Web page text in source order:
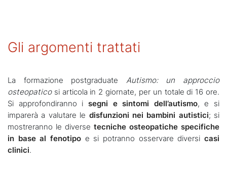
Gli argomenti trattati
La formazione postgraduate Autismo: un approccio
osteopaticosi articola in 2 giornate, per un totale di 16 ore.
Si approfondiranno i segni e sintomi dell’autismo, e si
imparerà a valutare le disfunzioni nei bambini autistici; si
mostreranno le diverse tecniche osteopatiche specifiche
in base al fenotipo e si potranno osservare diversi casi
clinici.